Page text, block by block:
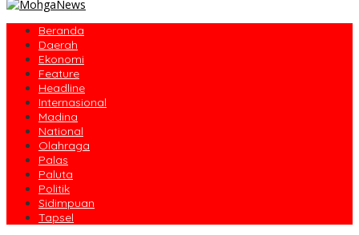
Beranda
Daerah
Ekonomi
Feature
Headline
Internasional
Madina
National
Olahraga
Palas
Paluta
Politik
Sidimpuan
Tapsel